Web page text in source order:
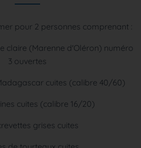
pour 2 personnes comprenant :
claire (Marenne d'Oléron) numéro
3 ouvertes
cuites (calibre 40/60)
cuites (calibre 16/20)
grises cuites